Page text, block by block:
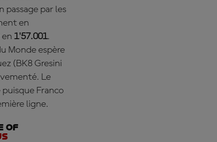
passage par les
en
en 1'57.001.
Monde espère
(BK8 Gresini
Le
Franco
ligne.
of